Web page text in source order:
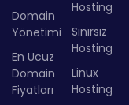
Domain
Yönetimi
En Ucuz
Domain
Fiyatları
Hosting
Sınırsız
Hosting
Linux
Hosting